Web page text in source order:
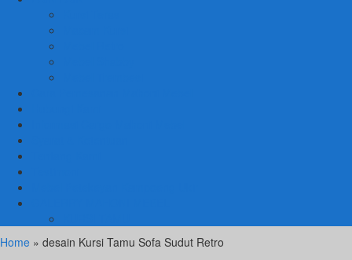
Home » desain Kursi Tamu Sofa Sudut Retro